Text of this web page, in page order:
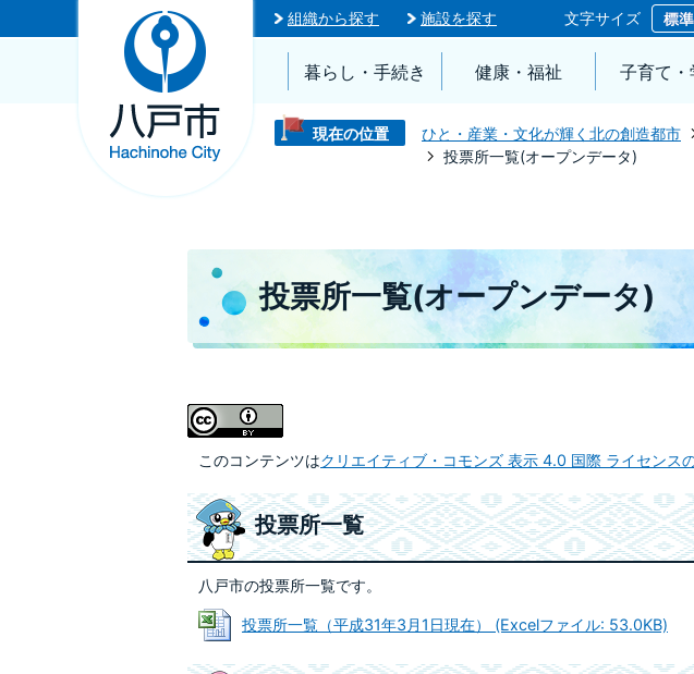
組織から探す 施設を探す 文字サイズ
暮らし・手続き 健康・福祉 子育て・
現在の位置 ひと・産業・文化が輝く北の創造都市
投票所一覧(オープンデータ)
投票所一覧(オープンデータ)
このコンテンツはクリエイティブ・コモンズ 表示 4.0 国際 ライセンス
投票所一覧
八戸市の投票所一覧です。
投票所一覧（平成31年3月1日現在） (Excelファイル: 53.0KB)